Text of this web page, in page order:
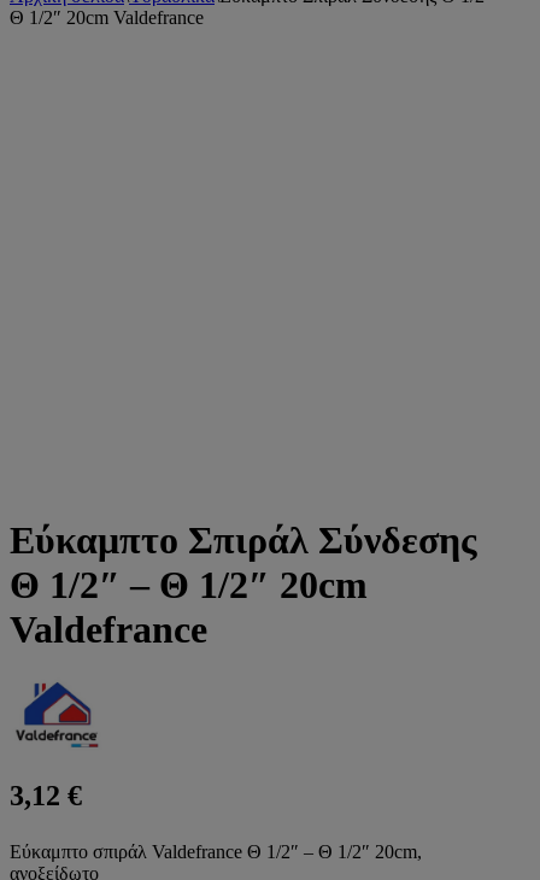
Θ 1/2″ 20cm Valdefrance
Εύκαμπτο Σπιράλ Σύνδεσης
Θ 1/2″ – Θ 1/2″ 20cm
Valdefrance
3,12 €
Εύκαμπτο σπιράλ Valdefrance Θ 1/2″ – Θ 1/2″ 20cm,
ανοξείδωτο